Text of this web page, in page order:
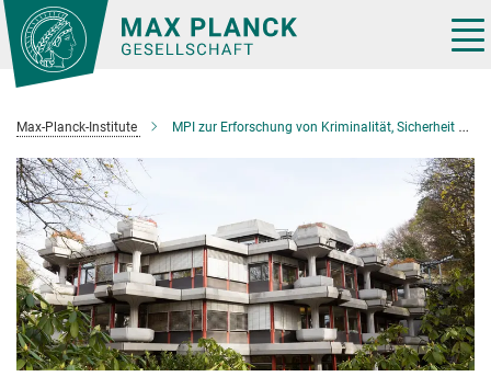
Hauptinhalt
Max-Planck-Institute MPI zur Erforschung von Kriminalität, Sicherheit und Recht